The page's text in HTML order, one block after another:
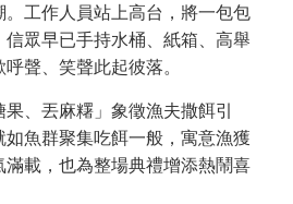
工作人員站上高台，將一包包
眾早已手持水桶、紙箱、高舉
聲、笑聲此起彼落。
、丟麻糬」象徵漁夫撒餌引
魚群聚集吃餌一般，寓意漁獲
載，也為整場典禮增添熱鬧喜